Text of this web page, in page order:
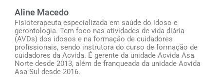
Aline Macedo
Fisioterapeuta especializada em saúde do idoso e
gerontologia. Tem foco nas atividades de vida diária
(AVDs) dos idosos e na formação de cuidadores
profissionais, sendo instrutora do curso de formação de
cuidadores da Acvida. É gerente da unidade Acvida Asa
Norte desde 2013, além de franqueada da unidade Acvida
Asa Sul desde 2016.